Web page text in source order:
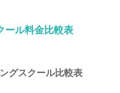
ール料金比較表
グスクール比較表